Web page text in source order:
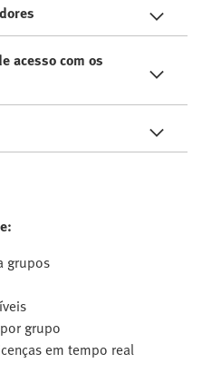
acesso com os
grupos
grupo
em tempo real